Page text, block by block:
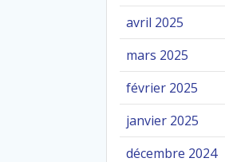
avril 2025
mars 2025
février 2025
janvier 2025
décembre 2024